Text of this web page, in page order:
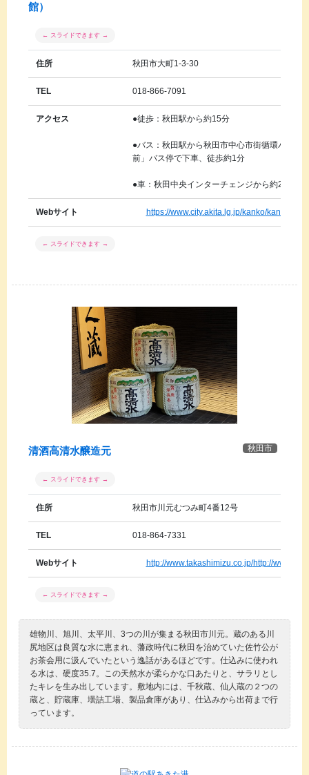
館）
住所 秋田市大町1-3-30
TEL 018-866-7091
アクセス ●徒歩：秋田駅から約15分
●バス：秋田駅から秋田市中心市街循環バス「
前」バス停で下車、徒歩約1分
●車：秋田中央インターチェンジから約20分
Webサイト https://www.city.akita.lg.jp/kanko/
秋田市
清酒高清水醸造元
住所 秋田市川元むつみ町4番12号
TEL 018-864-7331
Webサイト http://www.takashimizu.co.jp/http://
雄物川、旭川、太平川、3つの川が集まる秋田市川元。蔵のある川
尻地区は良質な水に恵まれ、藩政時代に秋田を治めていた佐竹公が
お茶会用に汲んでいたという逸話があるほどです。仕込みに使われ
る水は、硬度35.7。この天然水が柔らかな口あたりと、サラリとし
たキレを生み出しています。敷地内には、千秋蔵、仙人蔵の２つの
蔵と、貯蔵庫、壜詰工場、製品倉庫があり、仕込みから出荷まで行
っています。